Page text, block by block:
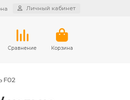
Личный кабинет
Сравнение Корзина
F02